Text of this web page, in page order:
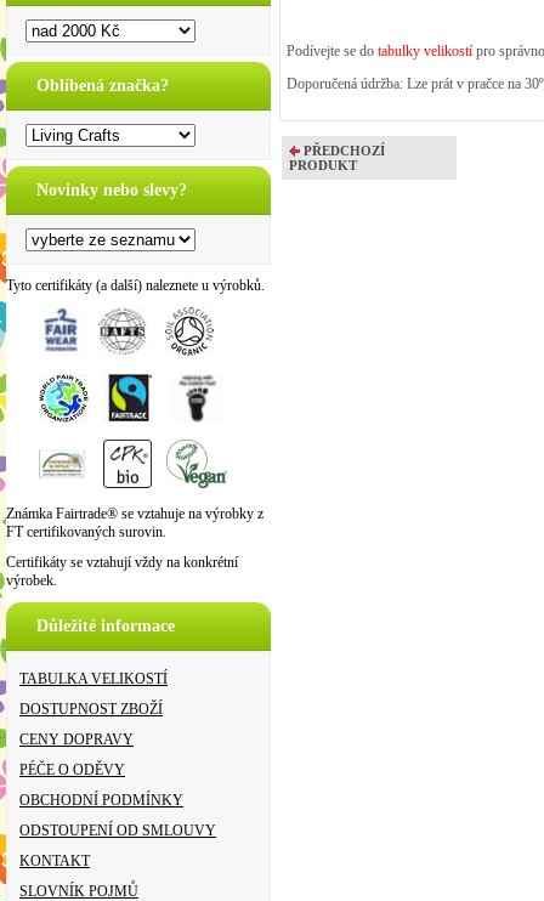
Oblíbená značka?
Novinky nebo slevy?
Tyto certifikáty (a další) naleznete u výrobků.
Známka Fairtrade® se vztahuje na výrobky z
FT certifikovaných surovin.
Certifikáty se vztahují vždy na konkrétní
výrobek.
Důležité informace
TABULKA VELIKOSTÍ
DOSTUPNOST ZBOŽÍ
CENY DOPRAVY
PÉČE O ODĚVY
OBCHODNÍ PODMÍNKY
ODSTOUPENÍ OD SMLOUVY
KONTAKT
SLOVNÍK POJMŮ
Podívejte se do tabulky velikostí pro
Doporučená údržba: Lze prát v pračce na
PŘEDCHOZÍ
PRODUKT